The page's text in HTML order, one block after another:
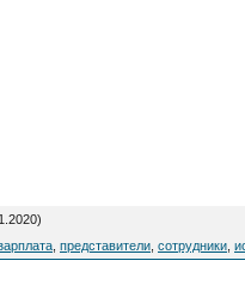
представители сотрудники